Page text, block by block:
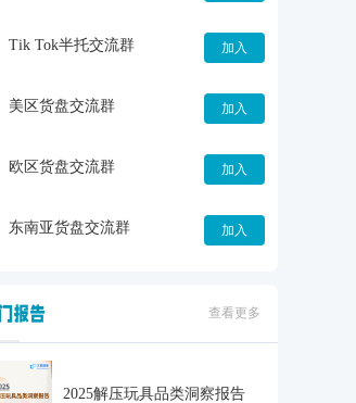
Tik Tok半托交流群 加入
美区货盘交流群 加入
欧区货盘交流群 加入
东南亚货盘交流群 加入
查看更多
2025解压玩具品类洞察报告